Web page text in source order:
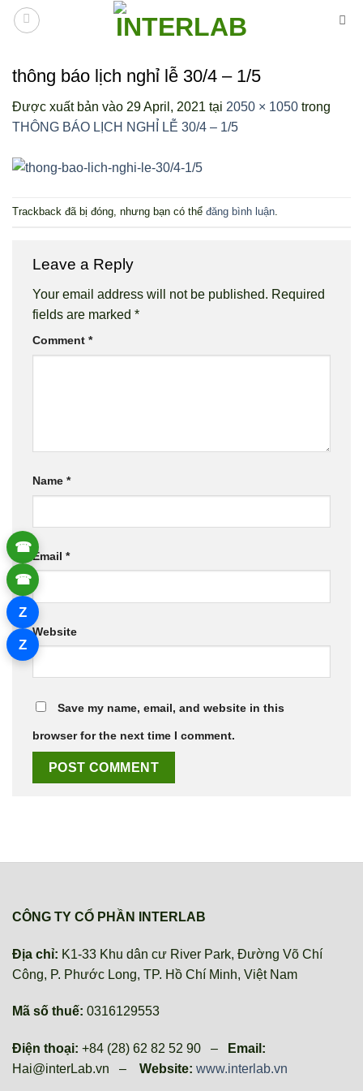
qua
dungthông báo lịch nghỉ lễ 30/4 – 1/5
Được xuất bản vào 29 April, 2021 tại 2050 × 1050 trong
THÔNG BÁO LỊCH NGHỈ LỄ 30/4 – 1/5
Trackback đã bị đóng, nhưng bạn có thể đăng bình luận
Leave a Reply
Your email address will not be published. Required
fields are marked *
Comment *
Name *
Email *
Website
Save my name, email, and website in this
browser for the next time I comment.
CÔNG TY CỔ PHẦN INTERLAB
Địa chỉ: K1-33 Khu dân cư River Park, Đường Võ Chí
Công, P. Phước Long, TP. Hồ Chí Minh, Việt Nam
Mã số thuế: 0316129553
Điện thoại: +84 (28) 62 82 52 90 –
Email:
Hai@interLab.vn – Website: www.interlab.vn
☎
☎
Z
Z